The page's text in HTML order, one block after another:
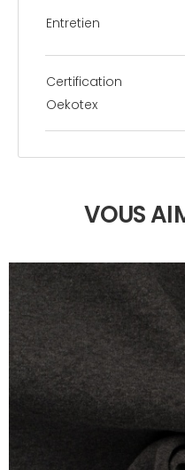
Entretien
Certification
Oekotex
VOUS